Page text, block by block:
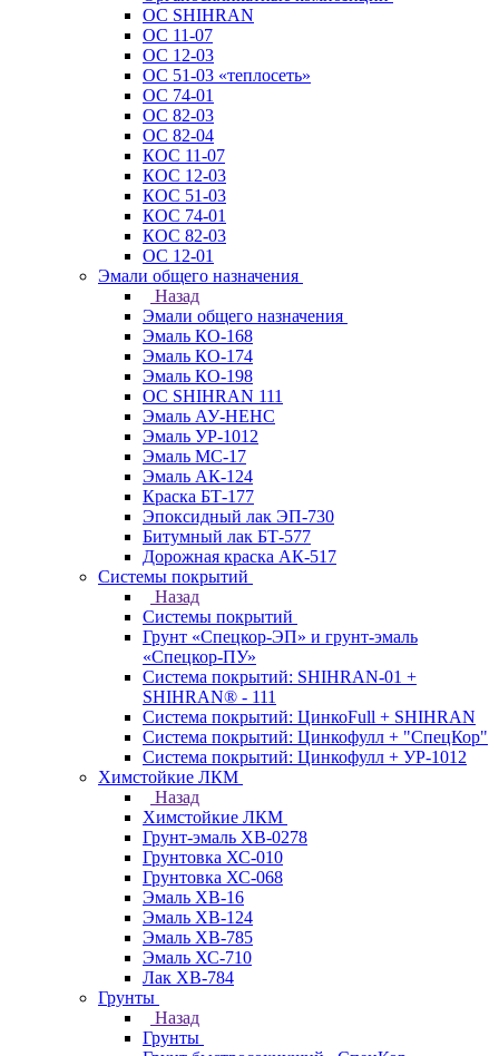
ОС SHIHRAN
ОС 11-07
ОС 12-03
ОС 51-03 «теплосеть»
ОС 74-01
ОС 82-03
ОС 82-04
КОС 11-07
КОС 12-03
КОС 51-03
КОС 74-01
КОС 82-03
ОС 12-01
Эмали общего назначения
Назад
Эмали общего назначения
Эмаль КО-168
Эмаль КО-174
Эмаль КО-198
ОС SHIHRAN 111
Эмаль АУ-НЕНС
Эмаль УР-1012
Эмаль МС-17
Эмаль АК-124
Краска БТ-177
Эпоксидный лак ЭП-730
Битумный лак БТ-577
Дорожная краска АК-517
Системы покрытий
Назад
Системы покрытий
Грунт «Спецкор-ЭП» и грунт-эмаль
«Спецкор-ПУ»
Система покрытий: SHIHRAN-01 +
SHIHRAN® - 111
Система покрытий: ЦинкоFull + SHIHRAN
Система покрытий: Цинкофулл + "СпецКор"
Система покрытий: Цинкофулл + УР-1012
Химстойкие ЛКМ
Назад
Химстойкие ЛКМ
Грунт-эмаль ХВ-0278
Грунтовка ХС-010
Грунтовка ХС-068
Эмаль ХВ-16
Эмаль ХВ-124
Эмаль ХВ-785
Эмаль ХС-710
Лак ХВ-784
Грунты
Назад
Грунты